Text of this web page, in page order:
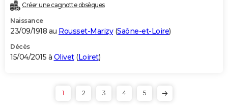
Créer une cagnotte obsèques
Naissance
23/09/1918 au Rousset-Marizy(Saône-et-Loire)
Décès
15/04/2015 à Olivet(Loiret)
1 2 3 4 5